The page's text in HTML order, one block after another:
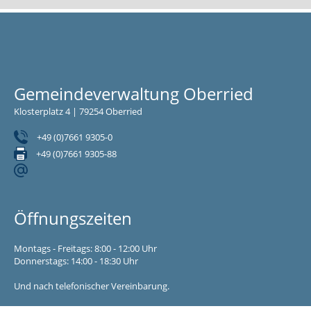
Gemeindeverwaltung Oberried
Klosterplatz 4 | 79254 Oberried
+49 (0)7661 9305-0
+49 (0)7661 9305-88
Öffnungszeiten
Montags - Freitags: 8:00 - 12:00 Uhr
Donnerstags: 14:00 - 18:30 Uhr
Und nach telefonischer Vereinbarung.